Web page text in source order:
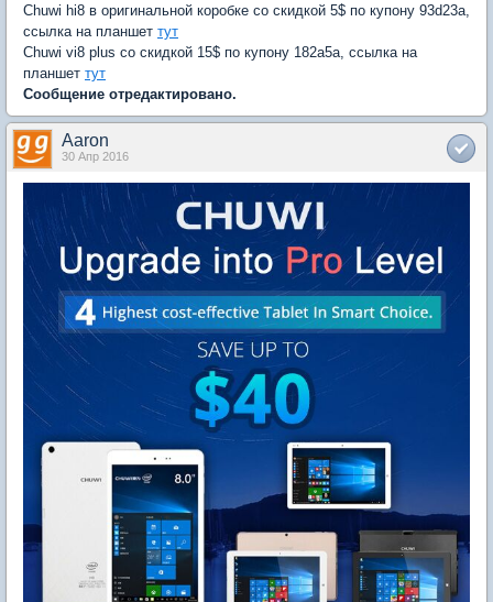
Chuwi hi8 в оригинальной коробке со скидкой 5$ по купону 93d23a,
ссылка на планшет тут
Chuwi vi8 plus со скидкой 15$ по купону 182a5a, ссылка на
планшет тут
Сообщение отредактировано.
Aaron
30 Апр 2016